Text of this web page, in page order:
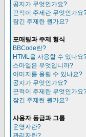
공지가 무엇인가요?
끈적이 주제란 무엇인가요
잠긴 주제란 뭔가요?
포매팅과 주제 형식
BBCode란?
HTML을 사용할 수 있나요
스마일은 무엇입니까?
이미지를 올릴 수 있나요?
공지가 무엇인가요?
끈적이 주제란 무엇인가요
잠긴 주제란 뭔가요?
사용자 등급과 그룹
운영자란?
관리자란?